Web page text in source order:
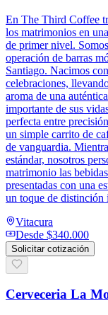
En The Third Coffee
los matrimonios en
de primer nivel.
operación de barras
Santiago. Nacimos
celebraciones,
aroma de una
importante de sus
perfecta entre
un simple carrito de
de vanguardia.
estándar, nosotros
matrimonio las
presentadas con una
un toque de distinción
Vitacura
Desde $340.000
Solicitar cotización
Cerveceria La